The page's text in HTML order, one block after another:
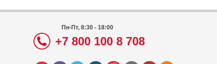
Пн-Пт, 8:30 - 18:00
+7 800 100 8 708